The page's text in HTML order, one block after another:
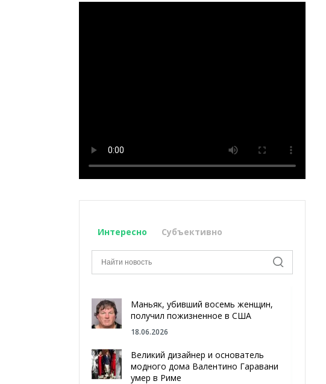
Интересно Субъективно
Маньяк, убивший восемь женщин,
получил пожизненное в США
18.06.2026
Великий дизайнер и основатель
модного дома Валентино Гаравани
умер в Риме